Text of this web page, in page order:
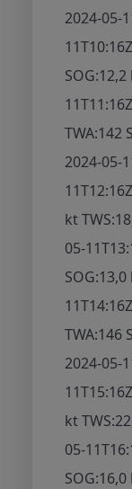
2024-05-
11T10:16Z
11T11:16Z
TWA:142
2024-05-
11T12:16Z
kt
05-
11T14:16Z
TWA:146
2024-05-
11T15:16Z
kt
05-